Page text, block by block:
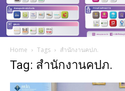
Home Tags สำนักงานคปภ.
Tag: สำนักงานคปภ.